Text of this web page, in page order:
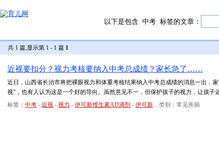
以下是包含 中考 标签的文章：
共 1 篇,显示第 1 - 1 篇 1
近视要扣分？视力考核要纳入中考总成绩？家长急了……
近日，山西省长治市将把裸眼视力和体重考核结果纳入中考总成绩的消息一出，
视”，也有人认为这是一个好的导向。虽然意见不一，但保护孩子的视力，让孩子
标签： 中考 - 近视 - 视力 - 伊可新维生素AD滴剂 - 伊可新 ，类别：常见疾病